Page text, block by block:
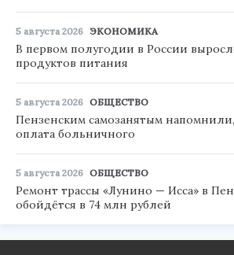
5 августа 2026 ЭКОНОМИКА
В первом полугодии в России
продуктов питания
5 августа 2026 ОБЩЕСТВО
Пензенским самозанятым
оплата больничного
5 августа 2026 ОБЩЕСТВО
Ремонт трассы «Лунино — Исса» в
обойдётся в 74 млн рублей